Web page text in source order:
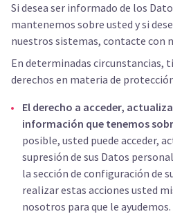
Si desea ser informado de los
mantenemos sobre usted y si
nuestros sistemas, contacte con
En determinadas circunstancias,
derechos en materia de
El derecho a acceder,
información que tenemos
posible, usted puede acceder,
supresión de sus Datos
la sección de configuración de
realizar estas acciones usted
nosotros para que le ayudemos.